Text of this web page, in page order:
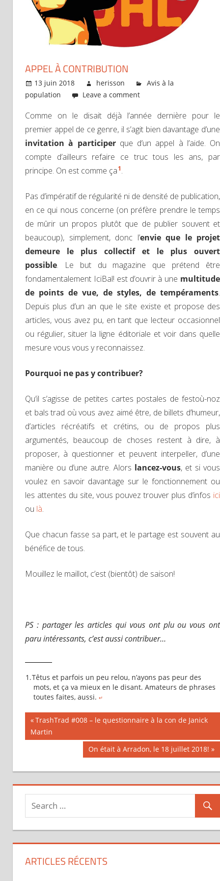
APPEL À CONTRIBUTION
13 juin 2018 herisson
Avis à la
population
Leave a comment
Comme on le disait déjà l’année dernière pour le
premier appel de ce genre, il s’agit bien davantage d’une
invitation à participerque d’un appel à l’aide. On
compte d’ailleurs refaire ce truc tous les ans, par
principe. On est comme ça1.
Pas d’impératif de régularité ni de densité de publication,
en ce qui nous concerne (on préfère prendre le temps
de mûrir un propos plutôt que de publier souvent et
beaucoup), simplement, donc l’envie que le projet
demeure le plus collectif et le plus ouvert
possible. Le but du magazine que prétend être
fondamentalement IciBal! est d’ouvrir à une multitude
de points de vue, de styles, de tempéraments.
Depuis plus d’un an que le site existe et propose des
articles, vous avez pu, en tant que lecteur occasionnel
ou régulier, situer la ligne éditoriale et voir dans quelle
mesure vous vous y reconnaissez.
Pourquoi ne pas y contribuer?
Qu’il s’agisse de petites cartes postales de festoù-noz
et bals trad où vous avez aimé être, de billets d’humeur,
d’articles récréatifs et crétins, ou de propos plus
argumentés, beaucoup de choses restent à dire, à
proposer, à questionner et peuvent interpeller, d’une
manière ou d’une autre. Alors lancez-vous, et si vous
voulez en savoir davantage sur le fonctionnement ou
les attentes du site, vous pouvez trouver plus d’infos ici
ou là.
Que chacun fasse sa part, et le partage est souvent au
bénéfice de tous.
Mouillez le maillot, c’est (bientôt) de saison!
PS : partager les articles qui vous ont plu ou vous ont
paru intéressants, c’est aussi contribuer…
Têtus et parfois un peu relou, n’ayons pas peur des
mots, et ça va mieux en le disant. Amateurs de phrases
toutes faites, aussi. ↵
Navigation
l’article
Previous
Post:
TrashTrad #008 – le questionnaire à la con de Janick
Martin
Next
On était à Arradon, le 18 juillet 2018!
ARTICLES RÉCENTS